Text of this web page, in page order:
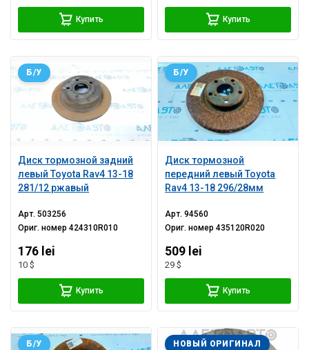
Купить Купить
Диск тормозной задний
левый Toyota Rav4 13-18
281/12 ржавый
Б/У
Арт.503256
Ориг. номер424310R010
176 lei
10 $
Купить
Диск тормозной
передний левый Toyota
Rav4 13-18 296/28мм
Б/У
Арт.94560
Ориг. номер435120R020
509 lei
29 $
Купить
Б/У НОВЫЙ ОРИГИНАЛ